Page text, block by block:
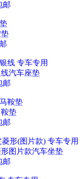
邮
线 专车专用
汽车座垫
邮
鞍垫
垫
邮
菱形(图片款) 专车专用
图片款汽车坐垫
邮